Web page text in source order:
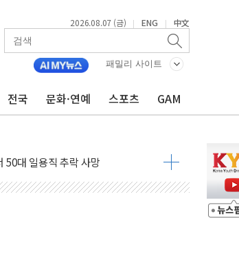
2026.08.07 (금) | ENG | 中文
패밀리 사이트
전국 문화·연예 스포츠 GAM
, AI 위험기상 기술 개발
마' 유병호 감사위원 구속 기소
'56조원' 사상 최대